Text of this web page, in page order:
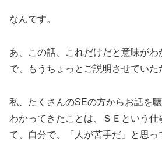
なんです。
あ、この話、これだけだと意味が
で、もうちょっとご説明させていた
私、たくさんのSEの方からお話を
わかってきたことは、ＳＥという仕
て、自分で、「人が苦手だ」と思っ